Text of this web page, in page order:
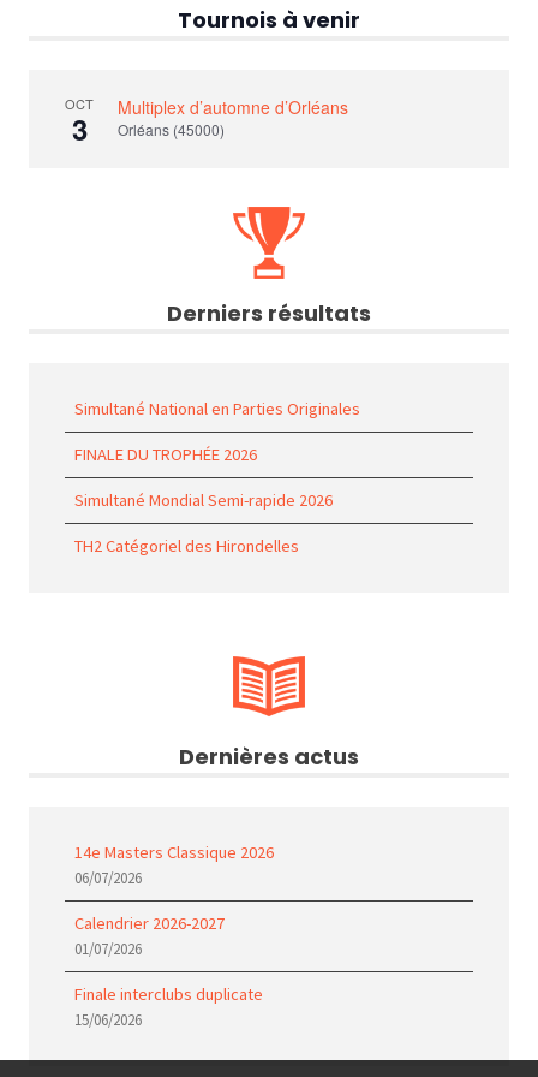
Tournois à venir
OCT
3
Multiplex d’automne d’Orléans
Orléans (45000)
Derniers résultats
Simultané National en Parties Originales
FINALE DU TROPHÉE 2026
Simultané Mondial Semi-rapide 2026
TH2 Catégoriel des Hirondelles
Dernières actus
14e Masters Classique 2026
06/07/2026
Calendrier 2026-2027
01/07/2026
Finale interclubs duplicate
15/06/2026